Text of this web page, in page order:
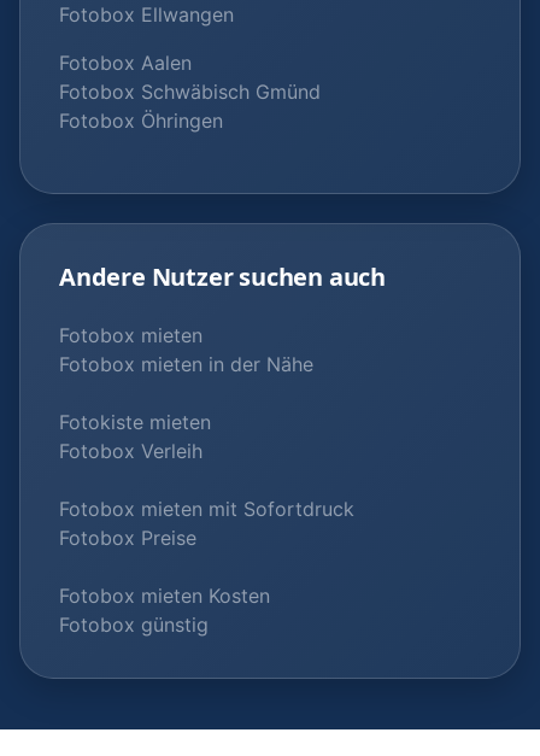
Fotobox Ellwangen
Fotobox Aalen
Fotobox Schwäbisch Gmünd
Fotobox Öhringen
Andere Nutzer suchen auch
Fotobox mieten
Fotobox mieten in der Nähe
Fotokiste mieten
Fotobox Verleih
Fotobox mieten mit Sofortdruck
Fotobox Preise
Fotobox mieten Kosten
Fotobox günstig